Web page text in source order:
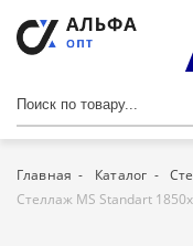
Главная Каталог
Стеллаж MS Standart